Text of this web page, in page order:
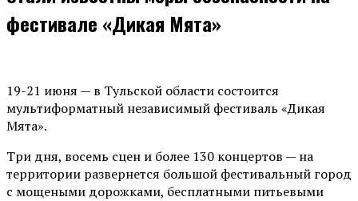
фестивале «Дикая Мята»
19-21 июня — в Тульской области состоится
мультиформатный независимый фестиваль «Дикая
Мята».
Три дня, восемь сцен и более 130 концертов — на
территории развернется большой фестивальный город
с мощеными дорожками, бесплатными питьевыми